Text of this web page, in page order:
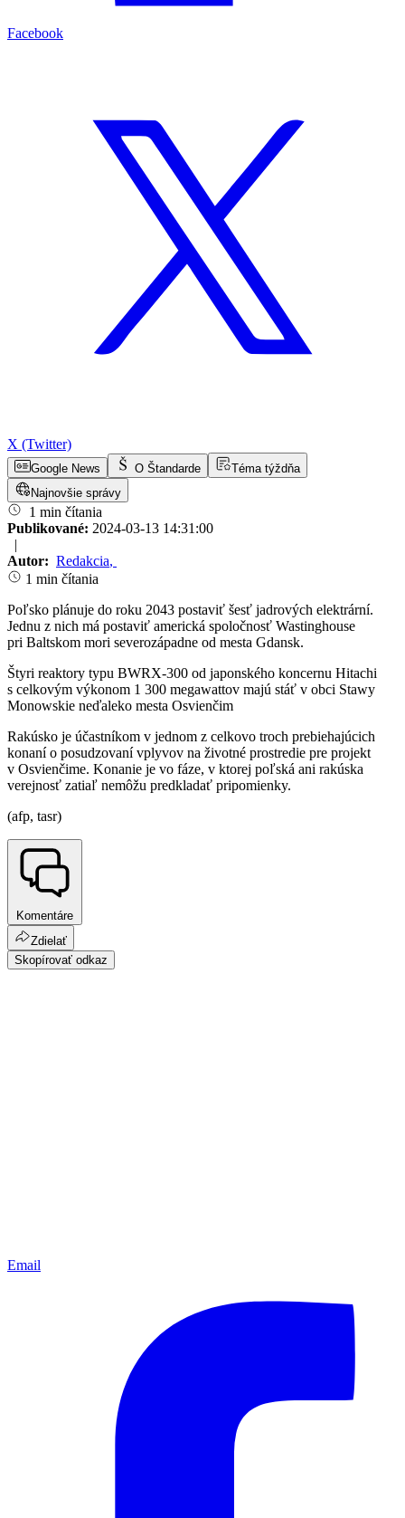
Facebook
X (Twitter)
Google News O Štandarde
Téma týždňa
Najnovšie správy
1 min čítania
Publikované: 2024-03-13 14:31:00
|
Autor: Redakcia,
1 min čítania
Poľsko plánuje do roku 2043 postaviť šesť jadrových elektrární.
Jednu z nich má postaviť americká spoločnosť Wastinghouse
pri Baltskom mori severozápadne od mesta Gdansk.
Štyri reaktory typu BWRX-300 od japonského koncernu Hitachi
s celkovým výkonom 1 300 megawattov majú stáť v obci Stawy
Monowskie neďaleko mesta Osvienčim
Rakúsko je účastníkom v jednom z celkovo troch prebiehajúcich
konaní o posudzovaní vplyvov na životné prostredie pre projekt
v Osvienčime. Konanie je vo fáze, v ktorej poľská ani rakúska
verejnosť zatiaľ nemôžu predkladať pripomienky.
(afp, tasr)
Komentáre
Zdielať
Skopírovať odkaz
Email